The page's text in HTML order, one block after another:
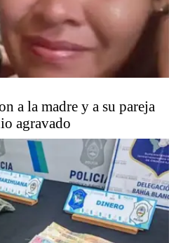
a la madre y a su pareja
agravado